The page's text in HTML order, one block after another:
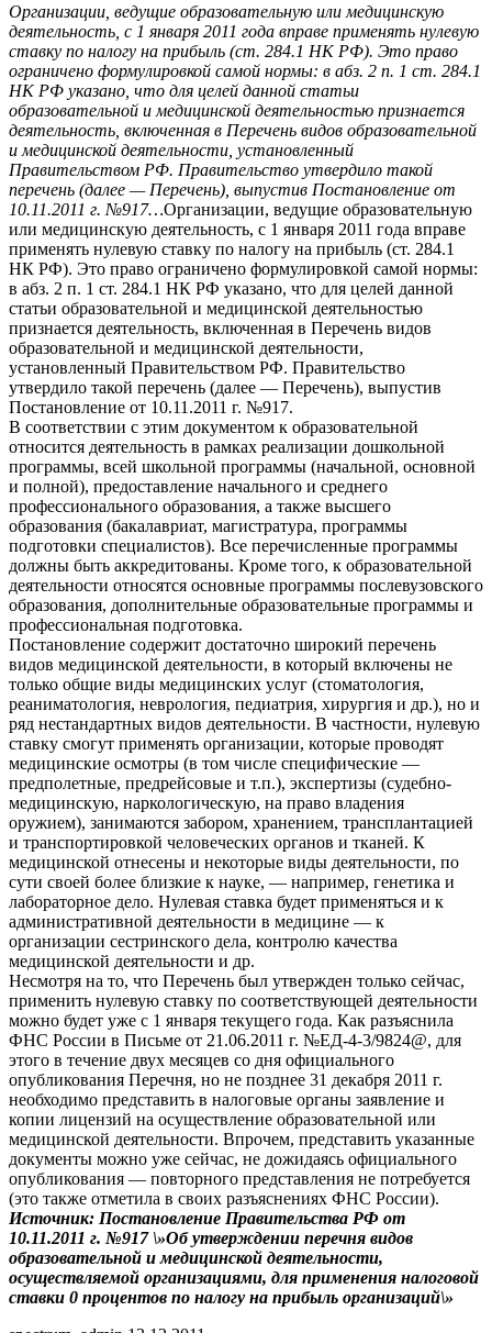
Организации, ведущие образовательную или медицинскую
деятельность, с 1 января 2011 года вправе применять нулевую
ставку по налогу на прибыль (ст. 284.1 НК РФ). Это право
ограничено формулировкой самой нормы: в абз. 2 п. 1 ст. 284.1
НК РФ указано, что для целей данной статьи
образовательной и медицинской деятельностью признается
деятельность, включенная в Перечень видов образовательной
и медицинской деятельности, установленный
Правительством РФ. Правительство утвердило такой
перечень (далее — Перечень), выпустив Постановление от
10.11.2011 г. №917…Организации, ведущие образовательную
или медицинскую деятельность, с 1 января 2011 года вправе
применять нулевую ставку по налогу на прибыль (ст. 284.1
НК РФ). Это право ограничено формулировкой самой нормы:
в абз. 2 п. 1 ст. 284.1 НК РФ указано, что для целей данной
статьи образовательной и медицинской деятельностью
признается деятельность, включенная в Перечень видов
образовательной и медицинской деятельности,
установленный Правительством РФ. Правительство
утвердило такой перечень (далее — Перечень), выпустив
Постановление от 10.11.2011 г. №917.
В соответствии с этим документом к образовательной
относится деятельность в рамках реализации дошкольной
программы, всей школьной программы (начальной, основной
и полной), предоставление начального и среднего
профессионального образования, а также высшего
образования (бакалавриат, магистратура, программы
подготовки специалистов). Все перечисленные программы
должны быть аккредитованы. Кроме того, к образовательной
деятельности относятся основные программы послевузовского
образования, дополнительные образовательные программы и
профессиональная подготовка.
Постановление содержит достаточно широкий перечень
видов медицинской деятельности, в который включены не
только общие виды медицинских услуг (стоматология,
реаниматология, неврология, педиатрия, хирургия и др.), но и
ряд нестандартных видов деятельности. В частности, нулевую
ставку смогут применять организации, которые проводят
медицинские осмотры (в том числе специфические —
предполетные, предрейсовые и т.п.), экспертизы (судебно-
медицинскую, наркологическую, на право владения
оружием), занимаются забором, хранением, трансплантацией
и транспортировкой человеческих органов и тканей. К
медицинской отнесены и некоторые виды деятельности, по
сути своей более близкие к науке, — например, генетика и
лабораторное дело. Нулевая ставка будет применяться и к
административной деятельности в медицине — к
организации сестринского дела, контролю качества
медицинской деятельности и др.
Несмотря на то, что Перечень был утвержден только сейчас,
применить нулевую ставку по соответствующей деятельности
можно будет уже с 1 января текущего года. Как разъяснила
ФНС России в Письме от 21.06.2011 г. №ЕД-4-3/9824@, для
этого в течение двух месяцев со дня официального
опубликования Перечня, но не позднее 31 декабря 2011 г.
необходимо представить в налоговые органы заявление и
копии лицензий на осуществление образовательной или
медицинской деятельности. Впрочем, представить указанные
документы можно уже сейчас, не дожидаясь официального
опубликования — повторного представления не потребуется
(это также отметила в своих разъяснениях ФНС России).
Источник: Постановление Правительства РФ от
10.11.2011 г. №917 \»Об утверждении перечня видов
образовательной и медицинской деятельности,
осуществляемой организациями, для применения налоговой
ставки 0 процентов по налогу на прибыль организаций\»